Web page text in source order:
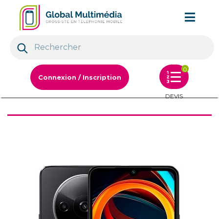
Connexion / Inscription
0
DEVIS